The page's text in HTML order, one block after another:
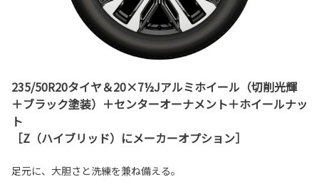
235/50R20タイヤ＆20×7½Jアルミホイール（切削光輝
＋ブラック塗装）＋センターオーナメント＋ホイールナッ
ト
［Z（ハイブリッド）にメーカーオプション］
足元に、大胆さと洗練を兼ね備える。